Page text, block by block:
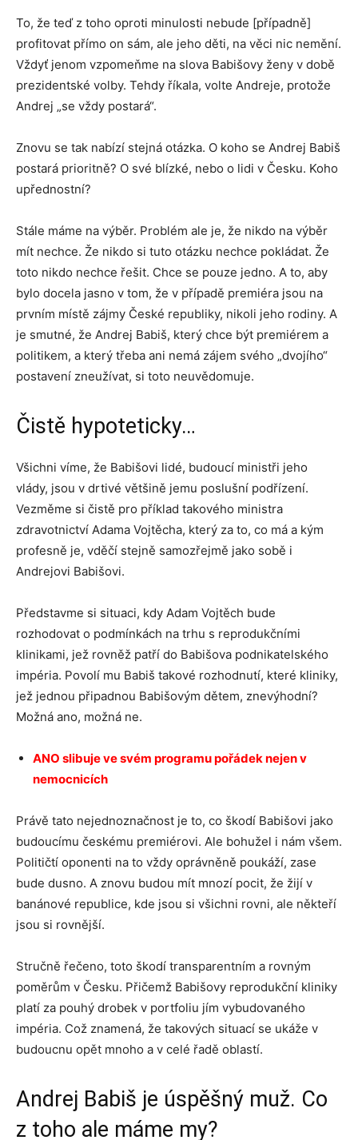
To, že teď z toho oproti minulosti nebude [případně]
profitovat přímo on sám, ale jeho děti, na věci nic nemění.
Vždyť jenom vzpomeňme na slova Babišovy ženy v době
prezidentské volby. Tehdy říkala, volte Andreje, protože
Andrej „se vždy postará“.
Znovu se tak nabízí stejná otázka. O koho se Andrej Babiš
postará prioritně? O své blízké, nebo o lidi v Česku. Koho
upřednostní?
Stále máme na výběr. Problém ale je, že nikdo na výběr
mít nechce. Že nikdo si tuto otázku nechce pokládat. Že
toto nikdo nechce řešit. Chce se pouze jedno. A to, aby
bylo docela jasno v tom, že v případě premiéra jsou na
prvním místě zájmy České republiky, nikoli jeho rodiny. A
je smutné, že Andrej Babiš, který chce být premiérem a
politikem, a který třeba ani nemá zájem svého „dvojího“
postavení zneužívat, si toto neuvědomuje.
Čistě hypoteticky…
Všichni víme, že Babišovi lidé, budoucí ministři jeho
vlády, jsou v drtivé většině jemu poslušní podřízení.
Vezměme si čistě pro příklad takového ministra
zdravotnictví Adama Vojtěcha, který za to, co má a kým
profesně je, vděčí stejně samozřejmě jako sobě i
Andrejovi Babišovi.
Představme si situaci, kdy Adam Vojtěch bude
rozhodovat o podmínkách na trhu s reprodukčními
klinikami, jež rovněž patří do Babišova podnikatelského
impéria. Povolí mu Babiš takové rozhodnutí, které kliniky,
jež jednou připadnou Babišovým dětem, znevýhodní?
Možná ano, možná ne.
ANO slibuje ve svém programu pořádek nejen v
nemocnicích
Právě tato nejednoznačnost je to, co škodí Babišovi jako
budoucímu českému premiérovi. Ale bohužel i nám všem.
Političtí oponenti na to vždy oprávněně poukáží, zase
bude dusno. A znovu budou mít mnozí pocit, že žijí v
banánové republice, kde jsou si všichni rovni, ale někteří
jsou si rovnější.
Stručně řečeno, toto škodí transparentním a rovným
poměrům v Česku. Přičemž Babišovy reprodukční kliniky
platí za pouhý drobek v portfoliu jím vybudovaného
impéria. Což znamená, že takových situací se ukáže v
budoucnu opět mnoho a v celé řadě oblastí.
Andrej Babiš je úspěšný muž. Co
z toho ale máme my?